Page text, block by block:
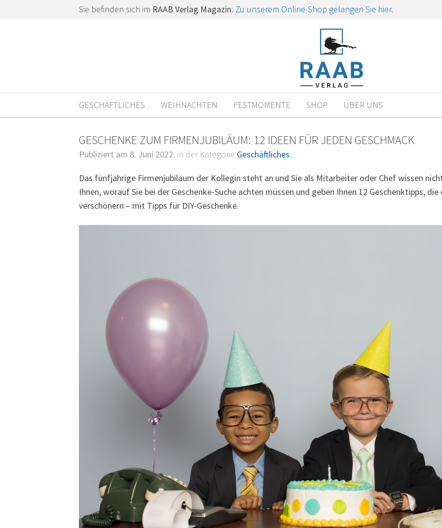
Sie befinden sich im RAAB Verlag Magazin. Zu unserem Online-Shop gelangen Sie hier.
GESCHÄFTLICHES WEIHNACHTEN FESTMOMENTE SHOP ÜBER UNS
GESCHENKE ZUM FIRMENJUBILÄUM: 12 IDEEN FÜR JEDEN GESCHMACK
Publiziert am 8. Juni 2022, in der Kategorie Geschäftliches.
Das fünfjährige Firmenjubiläum der Kollegin steht an und Sie als Mitarbeiter oder Chef wissen
Ihnen, worauf Sie bei der Geschenke-Suche achten müssen und geben Ihnen 12 Geschenktipps,
verschönern – mit Tipps für DIY-Geschenke.